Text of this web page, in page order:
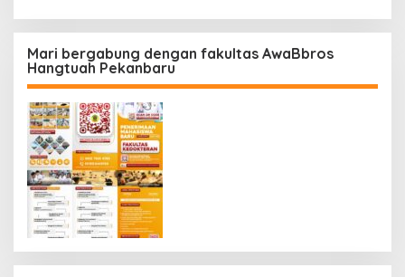
Mari bergabung dengan fakultas AwaBbros
Hangtuah Pekanbaru